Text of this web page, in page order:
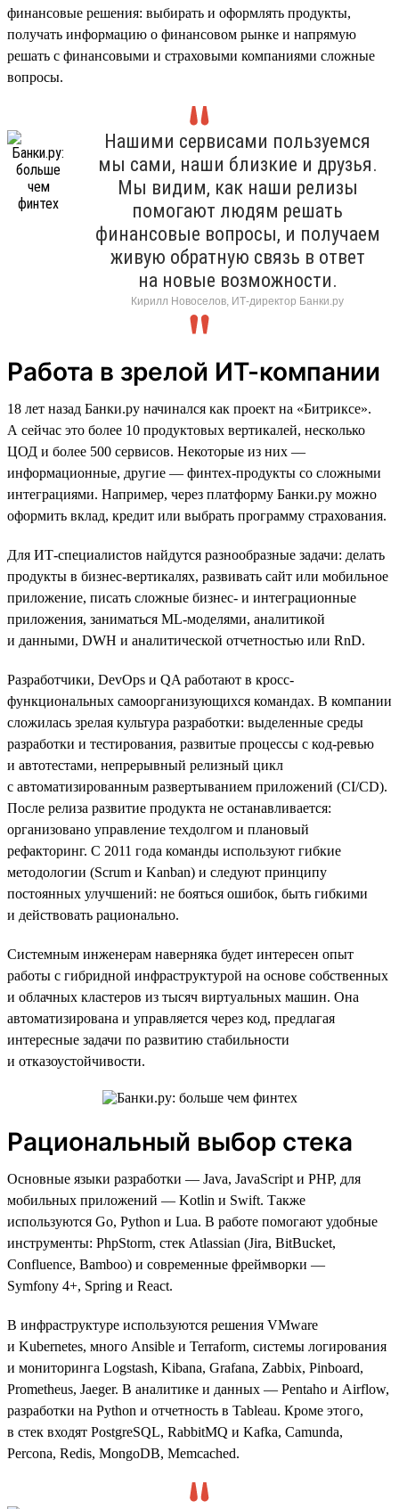
финансовые решения: выбирать и оформлять продукты,
получать информацию о финансовом рынке и напрямую
решать с финансовыми и страховыми компаниями сложные
вопросы.
Нашими сервисами пользуемся
мы сами, наши близкие и друзья.
Мы видим, как наши релизы
помогают людям решать
финансовые вопросы, и получаем
живую обратную связь в ответ
на новые возможности.
Кирилл Новоселов, ИТ-директор Банки.ру
Работа в зрелой ИТ-компании
18 лет назад Банки.ру начинался как проект на «Битриксе».
А сейчас это более 10 продуктовых вертикалей, несколько
ЦОД и более 500 сервисов. Некоторые из них —
информационные, другие — финтех-продукты со сложными
интеграциями. Например, через платформу Банки.ру можно
оформить вклад, кредит или выбрать программу страхования.
Для ИТ-специалистов найдутся разнообразные задачи: делать
продукты в бизнес-вертикалях, развивать сайт или мобильное
приложение, писать сложные бизнес- и интеграционные
приложения, заниматься ML-моделями, аналитикой
и данными, DWH и аналитической отчетностью или RnD.
Разработчики, DevOps и QA работают в кросс-
функциональных самоорганизующихся командах. В компании
сложилась зрелая культура разработки: выделенные среды
разработки и тестирования, развитые процессы с код-ревью
и автотестами, непрерывный релизный цикл
с автоматизированным развертыванием приложений (CI/CD).
После релиза развитие продукта не останавливается:
организовано управление техдолгом и плановый
рефакторинг. С 2011 года команды используют гибкие
методологии (Scrum и Kanban) и следуют принципу
постоянных улучшений: не бояться ошибок, быть гибкими
и действовать рационально.
Системным инженерам наверняка будет интересен опыт
работы с гибридной инфраструктурой на основе собственных
и облачных кластеров из тысяч виртуальных машин. Она
автоматизирована и управляется через код, предлагая
интересные задачи по развитию стабильности
и отказоустойчивости.
Рациональный выбор стека
Основные языки разработки — Java, JavaScript и PHP, для
мобильных приложений — Kotlin и Swift. Также
используются Go, Python и Lua. В работе помогают удобные
инструменты: PhpStorm, стек Atlassian (Jira, BitBucket,
Confluence, Bamboo) и современные фреймворки —
Symfony 4+, Spring и React.
В инфраструктуре используются решения VMware
и Kubernetes, много Ansible и Terraform, системы логирования
и мониторинга Logstash, Kibana, Grafana, Zabbix, Pinboard,
Prometheus, Jaeger. В аналитике и данных — Pentaho и Airflow,
разработки на Python и отчетность в Tableau. Кроме этого,
в стек входят PostgreSQL, RabbitMQ и Kafka, Camunda,
Percona, Redis, MongoDB, Memcached.